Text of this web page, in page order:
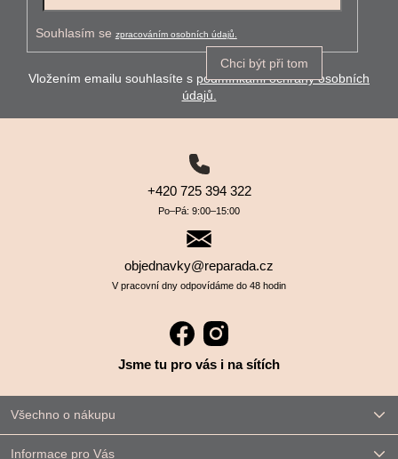
Souhlasím se zpracováním osobních údajů.
Chci být při tom
Vložením emailu souhlasíte s podmínkami ochrany osobních
údajů.
+420 725 394 322
Po–⁠⁠⁠⁠⁠⁠Pá: 9:00–⁠⁠⁠⁠⁠⁠15:00
objednavky@reparada.cz
V pracovní dny odpovídáme do 48 hodin
Jsme tu pro vás i na sítích
Všechno o nákupu
Informace pro Vás